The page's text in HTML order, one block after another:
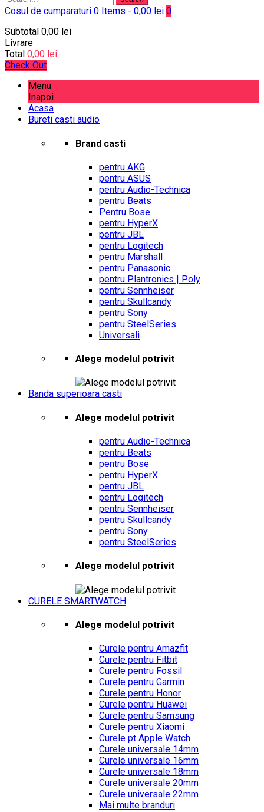
Cosul de cumparaturi 0 Items - 0,00 lei 0
Subtotal 0,00 lei
Livrare
Total 0,00 lei
Check Out
Menu
Inapoi
Acasa
Bureti casti audio
Brand casti
pentru AKG
pentru ASUS
pentru Audio-Technica
pentru Beats
Pentru Bose
pentru HyperX
pentru JBL
pentru Logitech
pentru Marshall
pentru Panasonic
pentru Plantronics | Poly
pentru Sennheiser
pentru Skullcandy
pentru Sony
pentru SteelSeries
Universali
Alege modelul potrivit
Banda superioara casti
Alege modelul potrivit
pentru Audio-Technica
pentru Beats
pentru Bose
pentru HyperX
pentru JBL
pentru Logitech
pentru Sennheiser
pentru Skullcandy
pentru Sony
pentru SteelSeries
Alege modelul potrivit
CURELE SMARTWATCH
Alege modelul potrivit
Curele pentru Amazfit
Curele pentru Fitbit
Curele pentru Fossil
Curele pentru Garmin
Curele pentru Honor
Curele pentru Huawei
Curele pentru Samsung
Curele pentru Xiaomi
Curele pt Apple Watch
Curele universale 14mm
Curele universale 16mm
Curele universale 18mm
Curele universale 20mm
Curele universale 22mm
Mai multe branduri